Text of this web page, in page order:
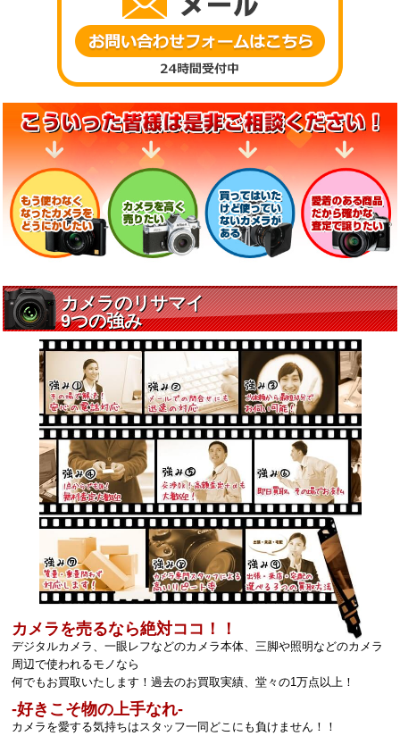
カメラを売るなら絶対ココ！！
デジタルカメラ、一眼レフなどのカメラ本体、三脚や照明などのカメラ
周辺で使われるモノなら
何でもお買取いたします！過去のお買取実績、堂々の1万点以上！
‐好きこそ物の上手なれ‐
カメラを愛する気持ちはスタッフ一同どこにも負けません！！